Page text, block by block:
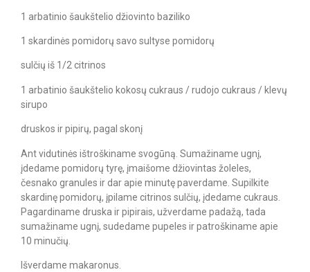
1 arbatinio šaukštelio džiovinto baziliko
1 skardinės pomidorų savo sultyse pomidorų
sulčių iš 1/2 citrinos
1 arbatinio šaukštelio kokosų cukraus / rudojo cukraus / klevų
sirupo
druskos ir pipirų, pagal skonį
Ant vidutinės ištroškiname svogūną. Sumažiname ugnį,
įdedame pomidorų tyrę, įmaišome džiovintas žoleles,
česnako granules ir dar apie minutę paverdame. Supilkite
skardinę pomidorų, įpilame citrinos sulčių, įdedame cukraus.
Pagardiname druska ir pipirais, užverdame padažą, tada
sumažiname ugnį, sudedame pupeles ir patroškiname apie
10 minučių.
Išverdame makaronus.